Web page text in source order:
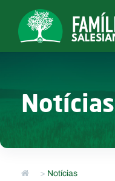
Notícias
> Notícias